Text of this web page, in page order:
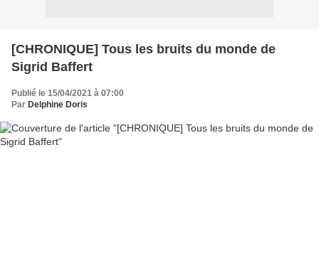
[CHRONIQUE] Tous les bruits du monde de
Sigrid Baffert
Publié le 15/04/2021 à 07:00
Par Delphine Doris